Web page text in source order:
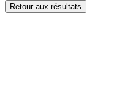
Retour aux résultats